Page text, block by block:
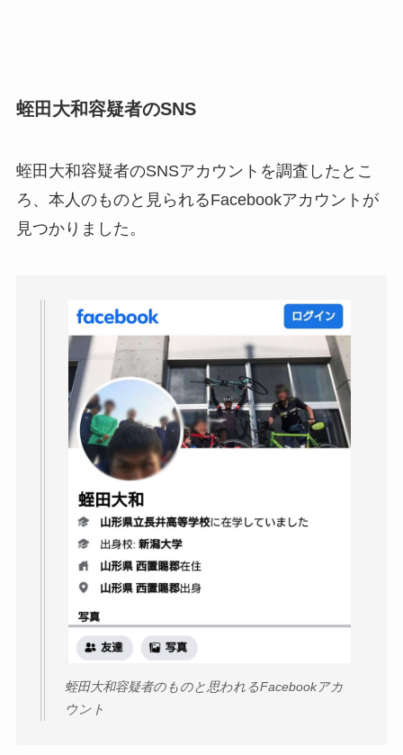
蛭田大和容疑者のSNS
蛭田大和容疑者のSNSアカウントを調査したとこ
ろ、本人のものと見られるFacebookアカウントが
見つかりました。
蛭田大和容疑者のものと思われるFacebookアカ
ウント